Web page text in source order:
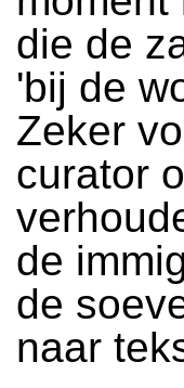
die de
'bij de
Zeker
curator
de
de
naar